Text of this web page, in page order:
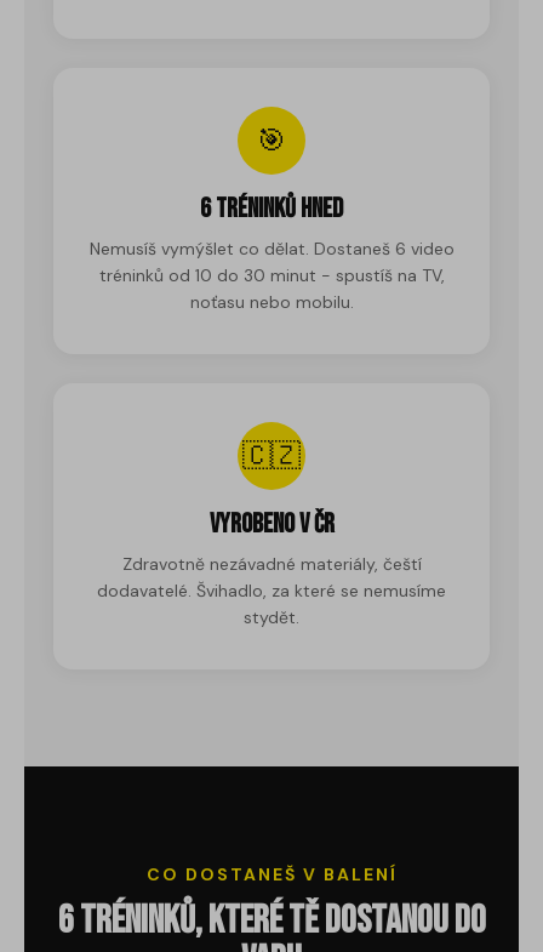
🎯
6 tréninků hned
Nemusíš vymýšlet co dělat. Dostaneš 6 video
tréninků od 10 do 30 minut - spustíš na TV,
noťasu nebo mobilu.
🇨🇿
Vyrobeno v ČR
Zdravotně nezávadné materiály, čeští
dodavatelé. Švihadlo, za které se nemusíme
stydět.
CO DOSTANEŠ V BALENÍ
6 tréninků, které tě dostanou do